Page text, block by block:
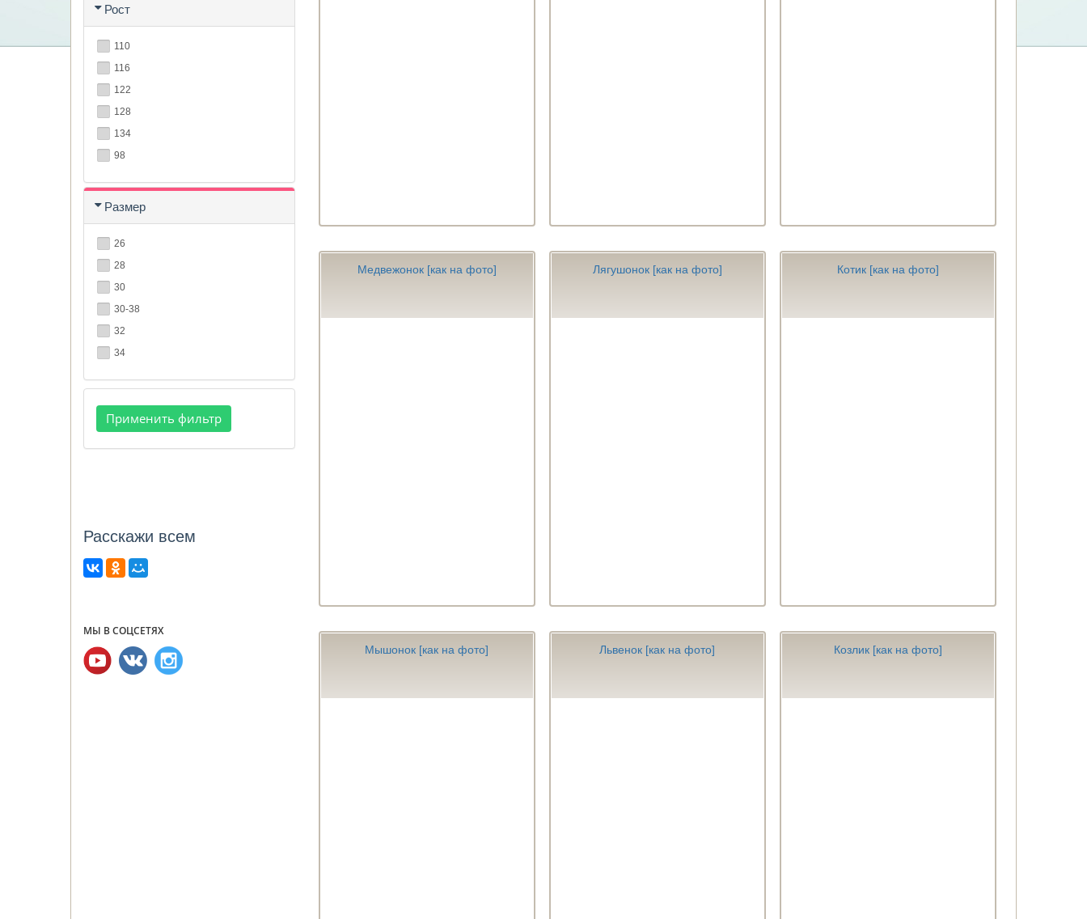
Рост
110
116
122
128
134
98
Размер
26
28
30
30-38
32
34
Расcкажи всем
МЫ В СОЦСЕТЯХ
Медвежонок [как на фото] Лягушонок [как на фото] Котик [как на фото]
Мышонок [как на фото] Львенок [как на фото] Козлик [как на фото]